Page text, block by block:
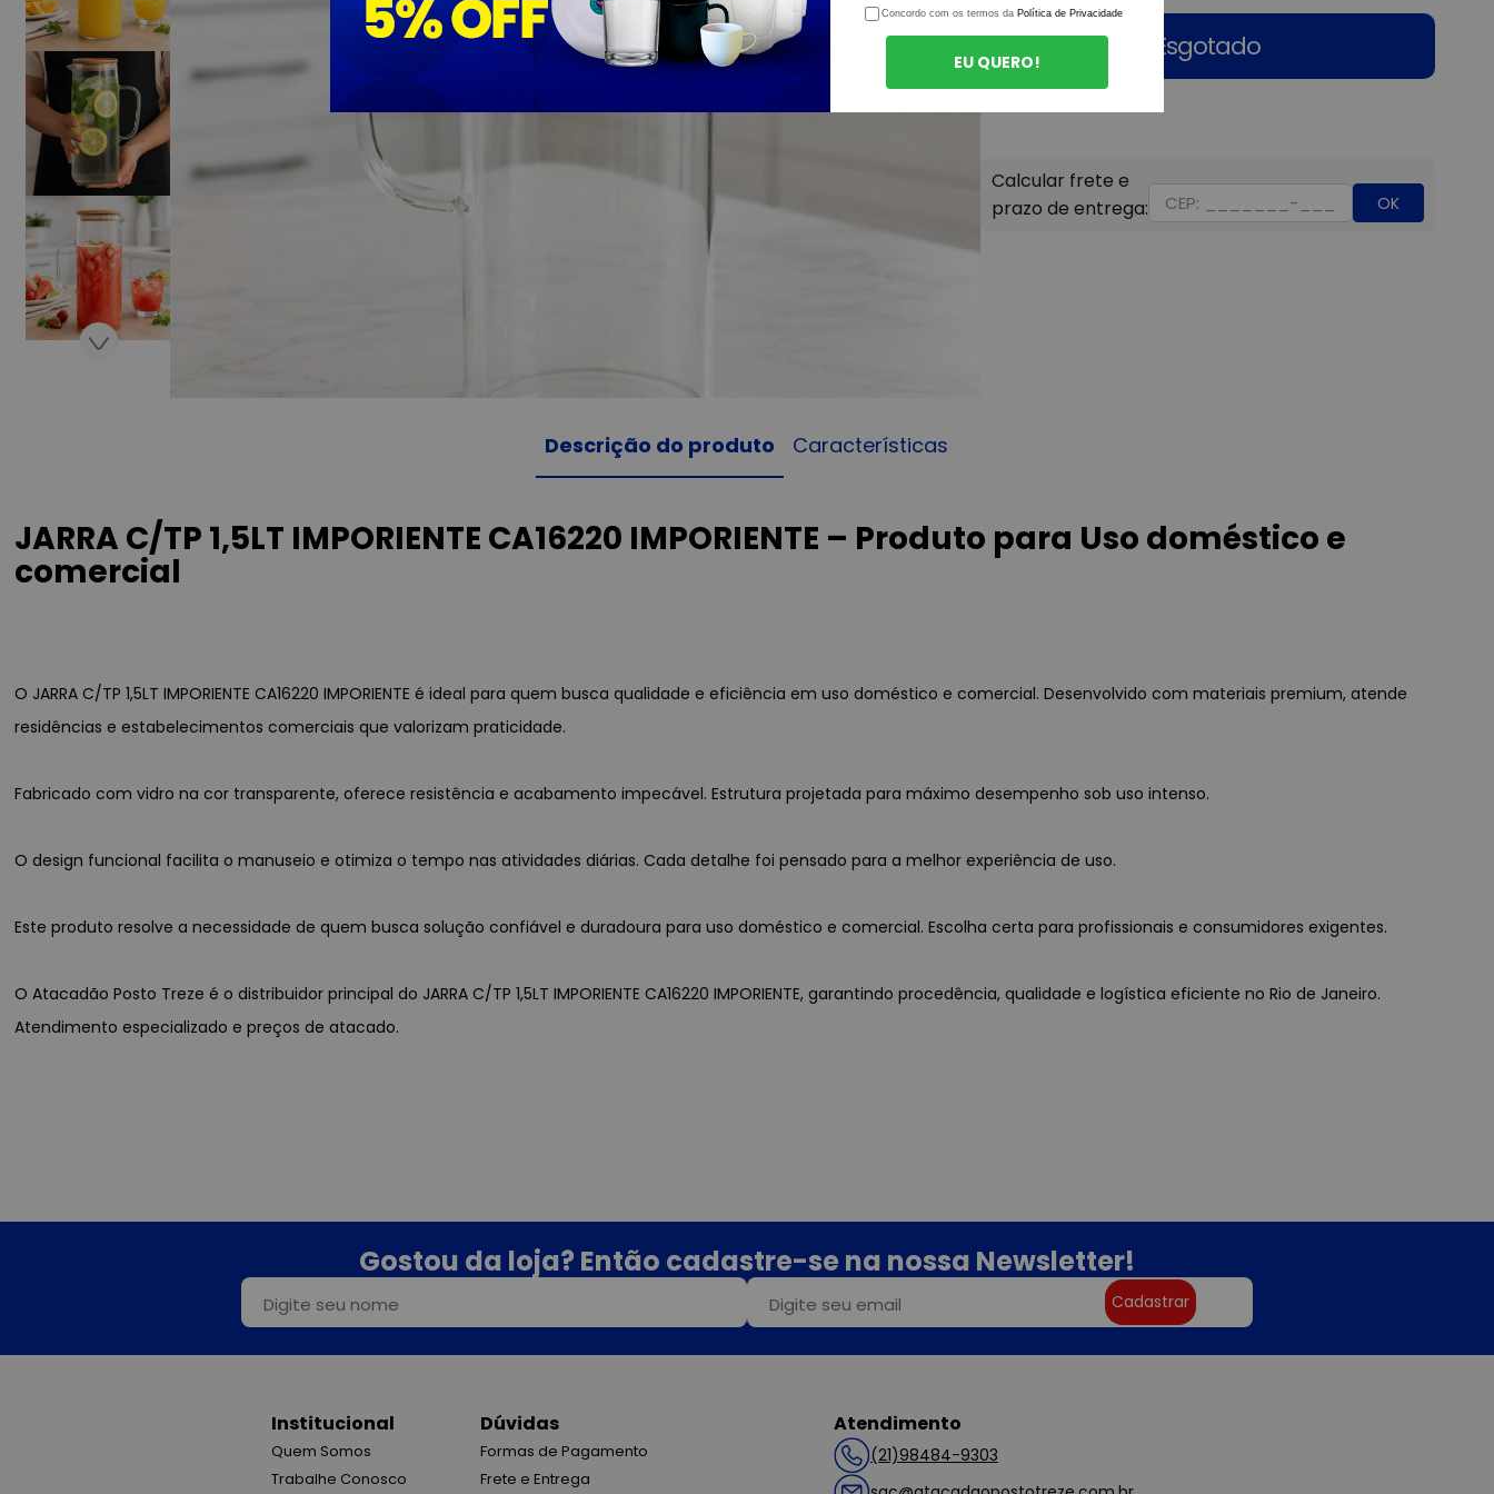
Esgotado
OK
Descrição do produto Características
JARRA C/TP 1,5LT IMPORIENTE CA16220 IMPORIENTE – Produto para Uso doméstico e
comercial
O JARRA C/TP 1,5LT IMPORIENTE CA16220 IMPORIENTE é ideal para quem busca qualidade e eficiência em uso doméstico e comercial. Desenvolvido com materiais premium, atende
residências e estabelecimentos comerciais que valorizam praticidade.
Fabricado com vidro na cor transparente, oferece resistência e acabamento impecável. Estrutura projetada para máximo desempenho sob uso intenso.
O design funcional facilita o manuseio e otimiza o tempo nas atividades diárias. Cada detalhe foi pensado para a melhor experiência de uso.
Este produto resolve a necessidade de quem busca solução confiável e duradoura para uso doméstico e comercial. Escolha certa para profissionais e consumidores exigentes.
O Atacadão Posto Treze é o distribuidor principal do JARRA C/TP 1,5LT IMPORIENTE CA16220 IMPORIENTE, garantindo procedência, qualidade e logística eficiente no Rio de Janeiro.
Atendimento especializado e preços de atacado.
Gostou da loja? Então cadastre-se na nossa Newsletter!
Cadastrar
Institucional
Quem Somos
Trabalhe Conosco
Dúvidas
Formas de Pagamento
Frete e Entrega
Atendimento
(21)98484-9303
Concordo com os termos da Política de Privacidade
EU QUERO!